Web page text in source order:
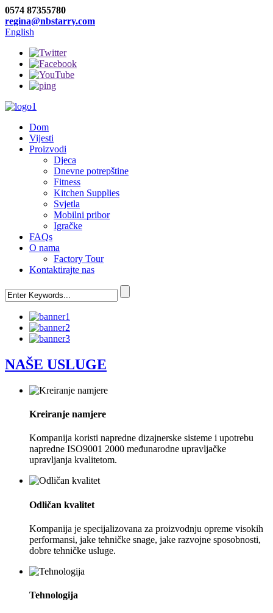
0574 87355780
regina@nbstarry.com
English
Dom
Vijesti
Proizvodi
Djeca
Dnevne potrepštine
Fitness
Kitchen Supplies
Svjetla
Mobilni pribor
Igračke
FAQs
O nama
Factory Tour
Kontaktirajte nas
NAŠE USLUGE
Kreiranje namjere
Kompanija koristi napredne dizajnerske sisteme i upotrebu
napredne ISO9001 2000 međunarodne upravljačke
upravljanja kvalitetom.
Odličan kvalitet
Kompanija je specijalizovana za proizvodnju opreme visokih
performansi, jake tehničke snage, jake razvojne sposobnosti,
dobre tehničke usluge.
Tehnologija